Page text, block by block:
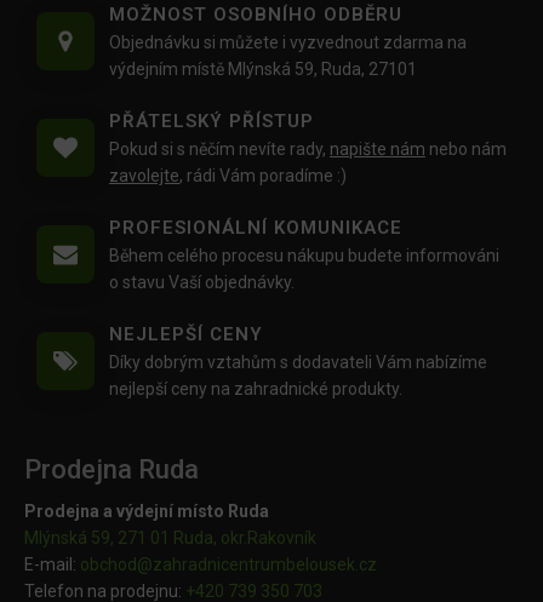
MOŽNOST OSOBNÍHO ODBĚRU
Objednávku si můžete i vyzvednout zdarma na
výdejním místě Mlýnská 59, Ruda, 27101
PŘÁTELSKÝ PŘÍSTUP
Pokud si s něčím nevíte rady, napište nám nebo nám
zavolejte, rádi Vám poradíme :)
PROFESIONÁLNÍ KOMUNIKACE
Během celého procesu nákupu budete informováni
o stavu Vaší objednávky.
NEJLEPŠÍ CENY
Díky dobrým vztahům s dodavateli Vám nabízíme
nejlepší ceny na zahradnické produkty.
Prodejna Ruda
Prodejna a výdejní místo Ruda
Mlýnská 59, 271 01 Ruda, okr.Rakovník
E-mail: obchod@zahradnicentrumbelousek.cz
Telefon na prodejnu: +420 739 350 703